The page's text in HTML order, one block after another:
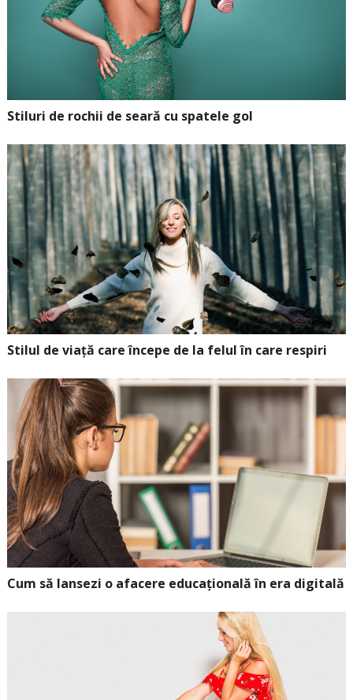
Stiluri de rochii de seară cu spatele gol
Stilul de viață care începe de la felul în care respiri
Cum să lansezi o afacere educațională în era digitală